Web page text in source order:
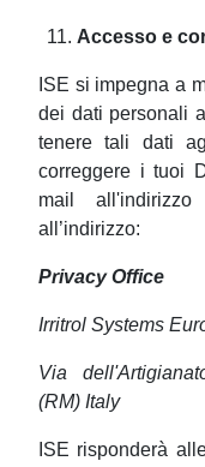
Accesso e
ISE si impegna a
dei dati personali
tenere tali dati
correggere i tuoi
mail all'indirizzo
all’indirizzo:
Privacy Office
Irritrol Systems
Via
(RM) Italy
ISE risponderà